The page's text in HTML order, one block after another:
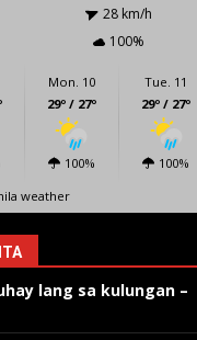
28 km/h
100%
Mon. 10
29º / 27º
100%
Tue. 11
29º / 27º
100%
weather
lang sa kulungan –